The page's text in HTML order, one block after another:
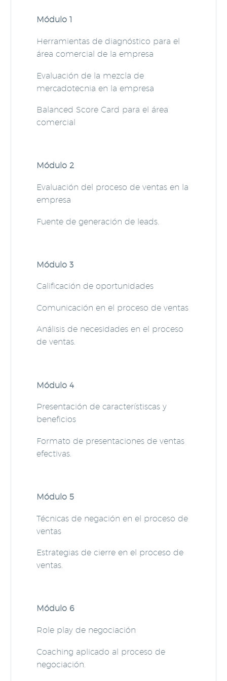
Módulo 1
Herramientas de diagnóstico para el
área comercial de la empresa
Evaluación de la mezcla de
mercadotecnia en la empresa
Balanced Score Card para el área
comercial
Módulo 2
Evaluación del proceso de ventas en la
empresa
Fuente de generación de leads.
Módulo 3
Calificación de oportunidades
Comunicación en el proceso de ventas
Análisis de necesidades en el proceso
de ventas.
Módulo 4
Presentación de característiscas y
beneficios
Formato de presentaciones de ventas
efectivas.
Módulo 5
Técnicas de negación en el proceso de
ventas
Estrategias de cierre en el proceso de
ventas.
Módulo 6
Role play de negociación
Coaching aplicado al proceso de
negociación.